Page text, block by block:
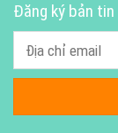
Đăng ký bản